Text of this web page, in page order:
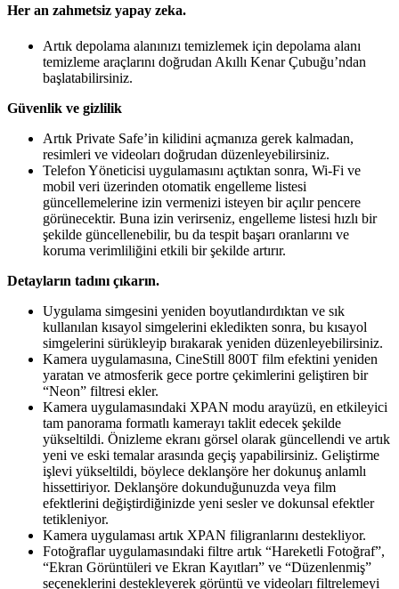
Her an zahmetsiz yapay zeka.
Artık depolama alanınızı temizlemek için depolama alanı
temizleme araçlarını doğrudan Akıllı Kenar Çubuğu’ndan
başlatabilirsiniz.
Güvenlik ve gizlilik
Artık Private Safe’in kilidini açmanıza gerek kalmadan,
resimleri ve videoları doğrudan düzenleyebilirsiniz.
Telefon Yöneticisi uygulamasını açtıktan sonra, Wi-Fi ve
mobil veri üzerinden otomatik engelleme listesi
güncellemelerine izin vermenizi isteyen bir açılır pencere
görünecektir. Buna izin verirseniz, engelleme listesi hızlı bir
şekilde güncellenebilir, bu da tespit başarı oranlarını ve
koruma verimliliğini etkili bir şekilde artırır.
Detayların tadını çıkarın.
Uygulama simgesini yeniden boyutlandırdıktan ve sık
kullanılan kısayol simgelerini ekledikten sonra, bu kısayol
simgelerini sürükleyip bırakarak yeniden düzenleyebilirsiniz.
Kamera uygulamasına, CineStill 800T film efektini yeniden
yaratan ve atmosferik gece portre çekimlerini geliştiren bir
“Neon” filtresi ekler.
Kamera uygulamasındaki XPAN modu arayüzü, en etkileyici
tam panorama formatlı kamerayı taklit edecek şekilde
yükseltildi. Önizleme ekranı görsel olarak güncellendi ve artık
yeni ve eski temalar arasında geçiş yapabilirsiniz. Geliştirme
işlevi yükseltildi, böylece deklanşöre her dokunuş anlamlı
hissettiriyor. Deklanşöre dokunduğunuzda veya film
efektlerini değiştirdiğinizde yeni sesler ve dokunsal efektler
tetikleniyor.
Kamera uygulaması artık XPAN filigranlarını destekliyor.
Fotoğraflar uygulamasındaki filtre artık “Hareketli Fotoğraf”,
“Ekran Görüntüleri ve Ekran Kayıtları” ve “Düzenlenmiş”
seçeneklerini destekleyerek görüntü ve videoları filtrelemeyi